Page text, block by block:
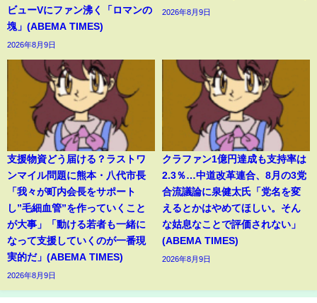
ビューVにファン沸く「ロマンの
塊」(ABEMA TIMES)
2026年8月9日
2026年8月9日
支援物資どう届ける？ラストワ
ンマイル問題に熊本・八代市長
「我々が町内会長をサポート
し”毛細血管”を作っていくこと
が大事」「動ける若者も一緒に
なって支援していくのが一番現
実的だ」(ABEMA TIMES)
2026年8月9日
クラファン1億円達成も支持率は
2.3％…中道改革連合、8月の3党
合流議論に泉健太氏「党名を変
えるとかはやめてほしい。そん
な姑息なことで評価されない」
(ABEMA TIMES)
2026年8月9日